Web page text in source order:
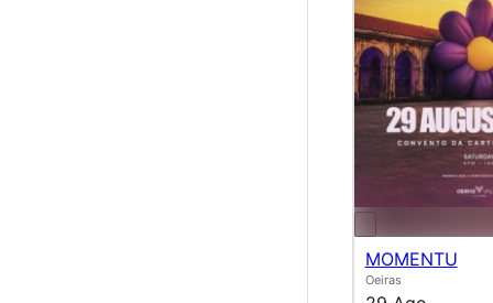
MOMENTU
Oeiras